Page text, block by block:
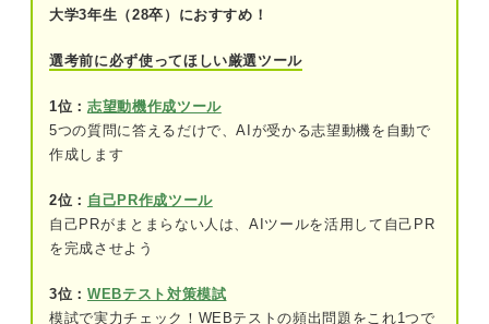
歯科診療所
訪問歯科
歯科助手のおもな5つの仕事内容
②患者の誘導・サポート
④治療用具の管理
大学3年生（28卒）におすすめ！
選考前に必ず使ってほしい厳選ツール
1位： 志望動機作成ツール
5つの質問に答えるだけで、AIが受かる志望動機を自動で
作成します
2位： 自己PR作成ツール
自己PRがまとまらない人は、AIツールを活用して自己PR
を完成させよう
3位： WEBテスト対策模試
模試で実力チェック！WEBテストの頻出問題をこれ1つで